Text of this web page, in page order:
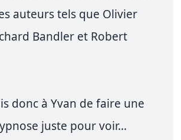
auteurs tels que Olivier
Bandler et Robert
donc à Yvan de faire une
juste pour voir…